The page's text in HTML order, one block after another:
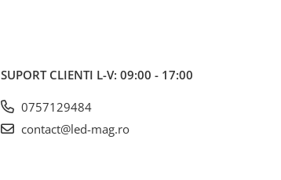
SUPORT CLIENTI L-V: 09:00 - 17:00
0757129484
contact@led-mag.ro